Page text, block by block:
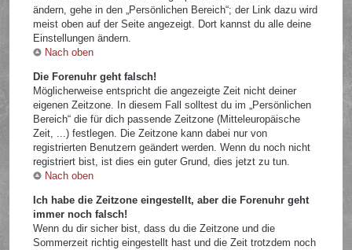
ändern, gehe in den „Persönlichen Bereich“; der Link dazu wird
meist oben auf der Seite angezeigt. Dort kannst du alle deine
Einstellungen ändern.
Nach oben
Die Forenuhr geht falsch!
Möglicherweise entspricht die angezeigte Zeit nicht deiner
eigenen Zeitzone. In diesem Fall solltest du im „Persönlichen
Bereich“ die für dich passende Zeitzone (Mitteleuropäische
Zeit, ...) festlegen. Die Zeitzone kann dabei nur von
registrierten Benutzern geändert werden. Wenn du noch nicht
registriert bist, ist dies ein guter Grund, dies jetzt zu tun.
Nach oben
Ich habe die Zeitzone eingestellt, aber die Forenuhr geht
immer noch falsch!
Wenn du dir sicher bist, dass du die Zeitzone und die
Sommerzeit richtig eingestellt hast und die Zeit trotzdem noch